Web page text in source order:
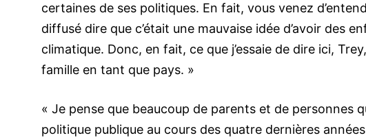
certaines de ses politiques. En fait, vous venez
diffusé dire que c’était une mauvaise idée d’avoir des
climatique. Donc, en fait, ce que j’essaie de dire ici,
famille en tant que pays. »
« Je pense que beaucoup de parents et de personnes
politique publique au cours des quatre dernières